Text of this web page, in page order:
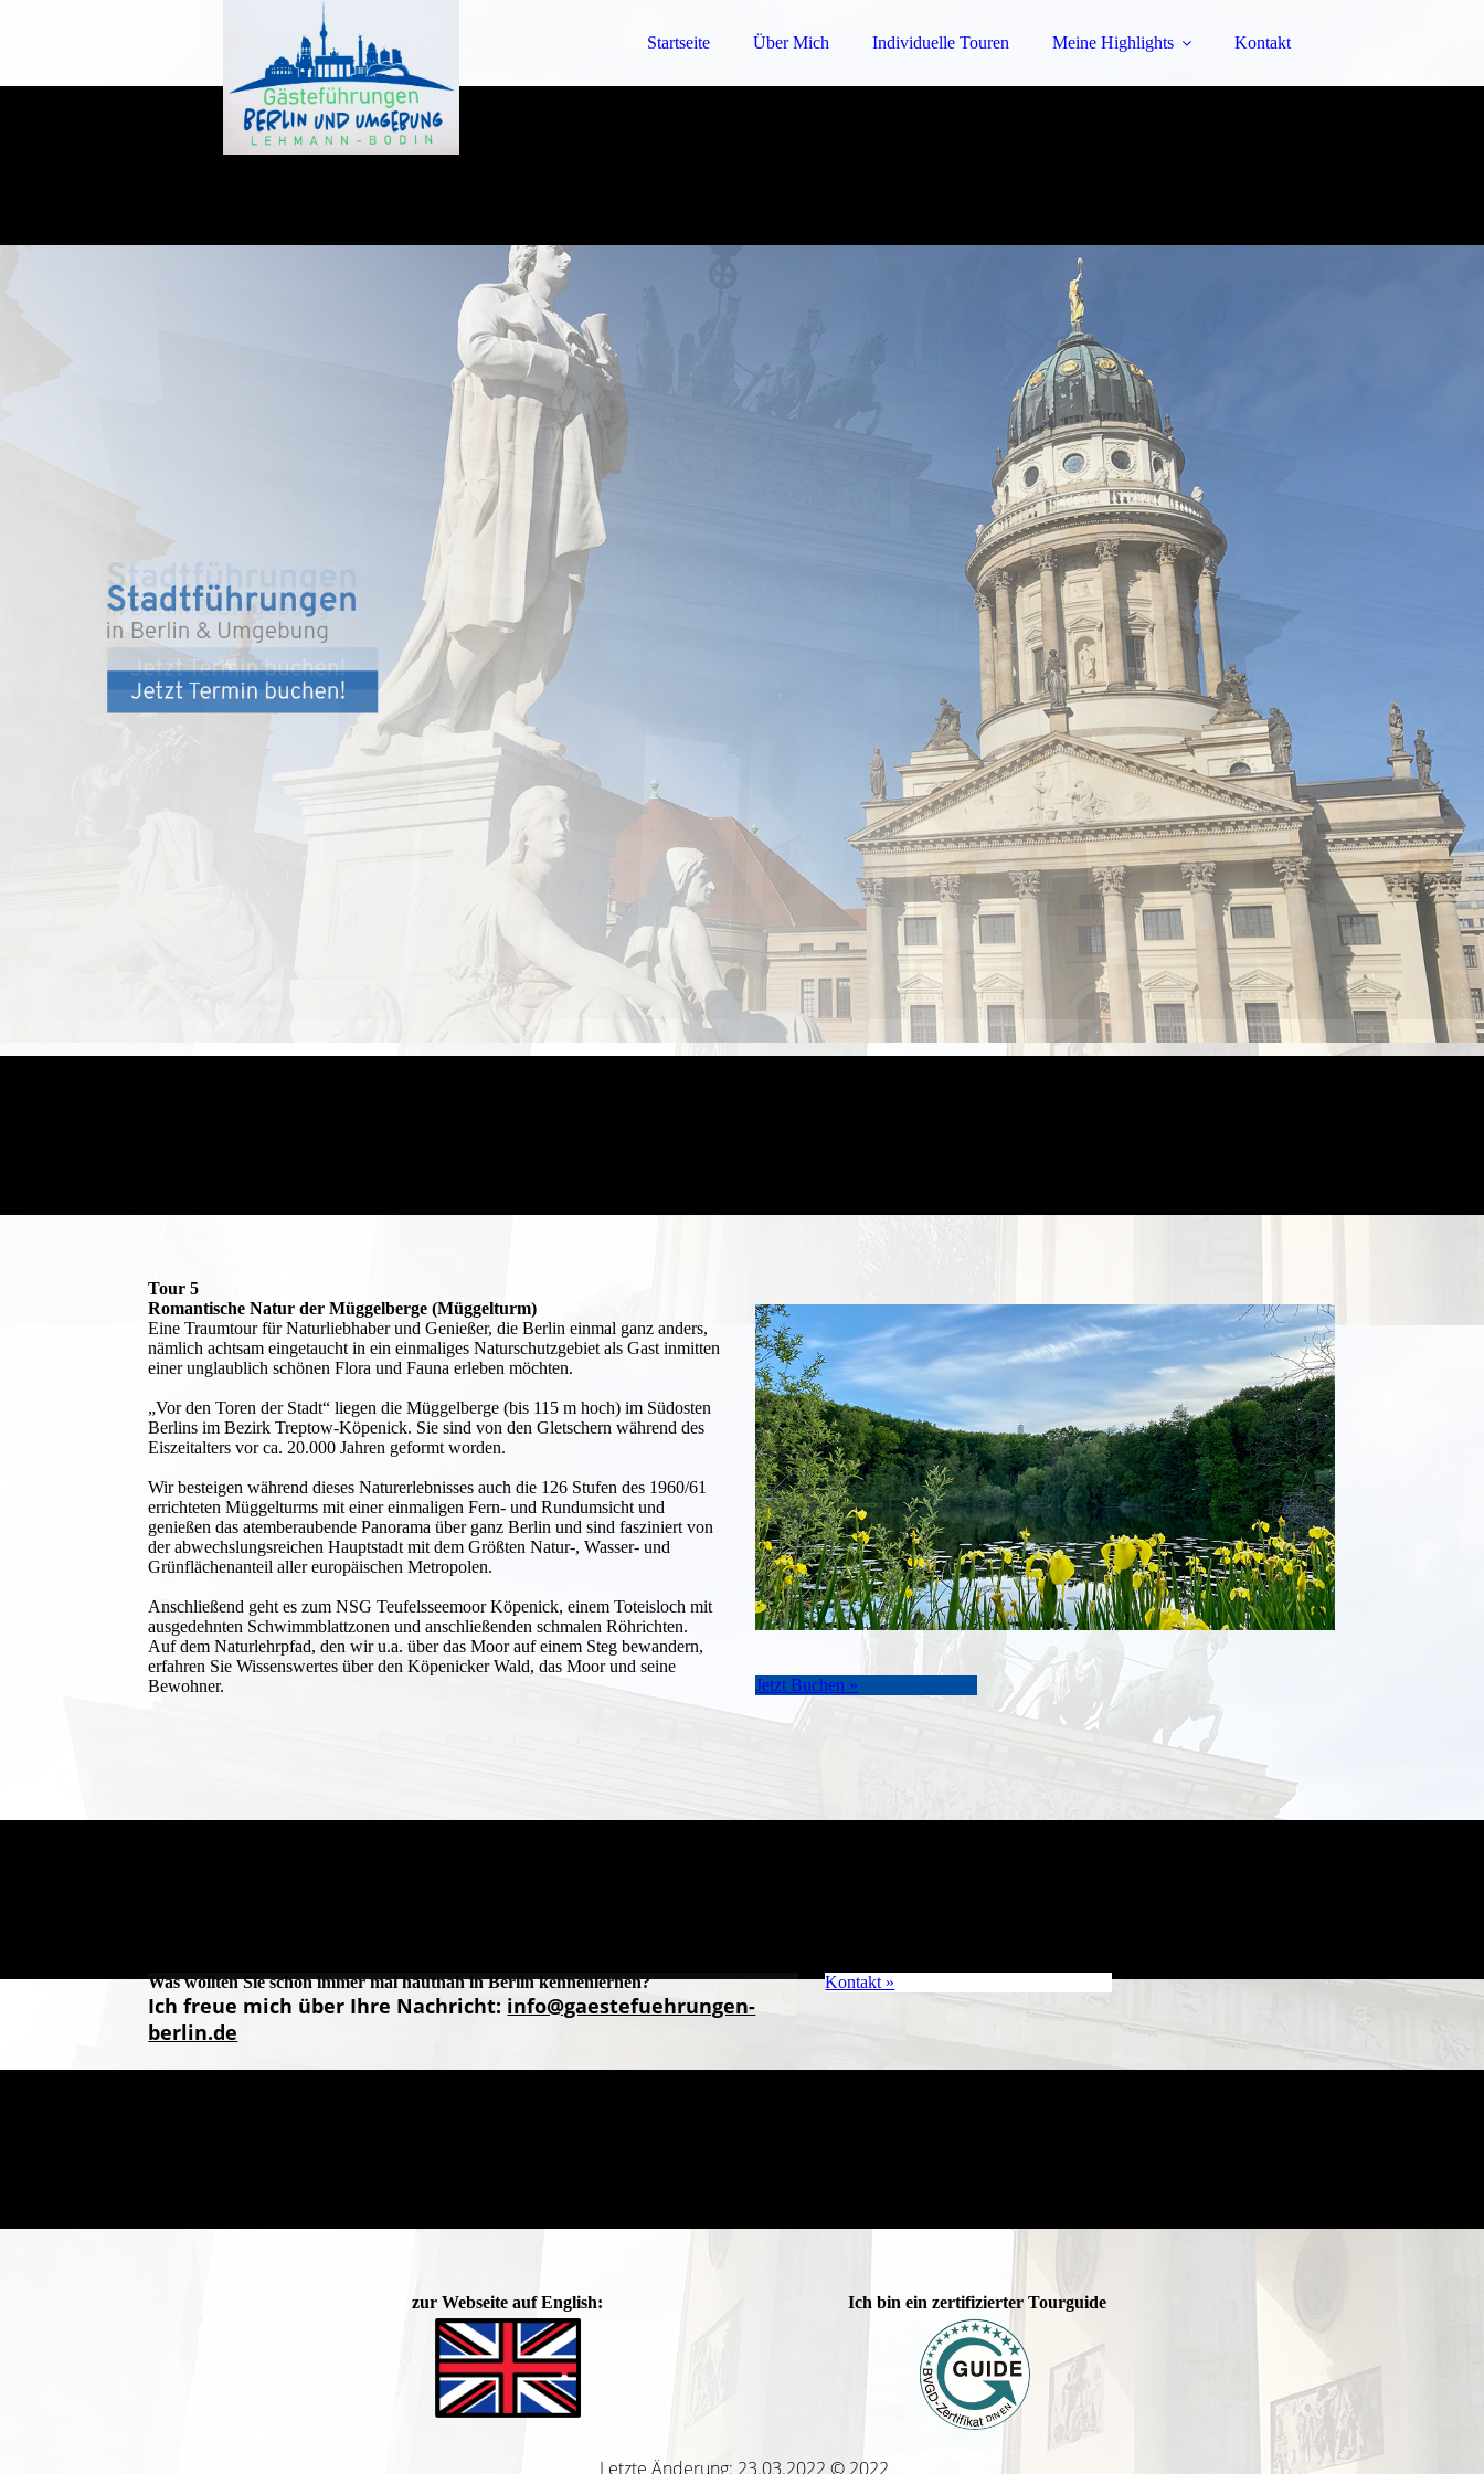
Startseite Über Mich Individuelle Touren Meine Highlights Kontakt
Tour 5
Romantische Natur der Müggelberge (Müggelturm)
Eine Traumtour für Naturliebhaber und Genießer, die Berlin einmal ganz anders,
nämlich achtsam eingetaucht in ein einmaliges Naturschutzgebiet als Gast inmitten
einer unglaublich schönen Flora und Fauna erleben möchten.
„Vor den Toren der Stadt“ liegen die Müggelberge (bis 115 m hoch) im Südosten
Berlins im Bezirk Treptow-Köpenick. Sie sind von den Gletschern während des
Eiszeitalters vor ca. 20.000 Jahren geformt worden.
Wir besteigen während dieses Naturerlebnisses auch die 126 Stufen des 1960/61
errichteten Müggelturms mit einer einmaligen Fern- und Rundumsicht und
genießen das atemberaubende Panorama über ganz Berlin und sind fasziniert von
der abwechslungsreichen Hauptstadt mit dem Größten Natur-, Wasser- und
Grünflächenanteil aller europäischen Metropolen.
Anschließend geht es zum NSG Teufelsseemoor Köpenick, einem Toteisloch mit
ausgedehnten Schwimmblattzonen und anschließenden schmalen Röhrichten.
Auf dem Naturlehrpfad, den wir u.a. über das Moor auf einem Steg bewandern,
erfahren Sie Wissenswertes über den Köpenicker Wald, das Moor und seine
Bewohner.
Jetzt Buchen »
Was wollten Sie schon immer mal hautnah in Berlin kennenlernen?
Ich freue mich über Ihre Nachricht: info@gaestefuehrungen-
berlin.de
Kontakt »
zur Webseite auf English: Ich bin ein zertifizierter Tourguide
Letzte Änderung: 23.03.2022 © 2022